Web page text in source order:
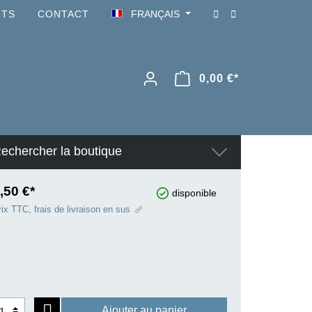
CONTACT FRANÇAIS
0,00 €*
la boutique
€* disponible
TTC, frais de livraison en sus